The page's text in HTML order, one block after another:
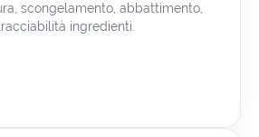
scongelamento, abbattimento,
ingredienti.